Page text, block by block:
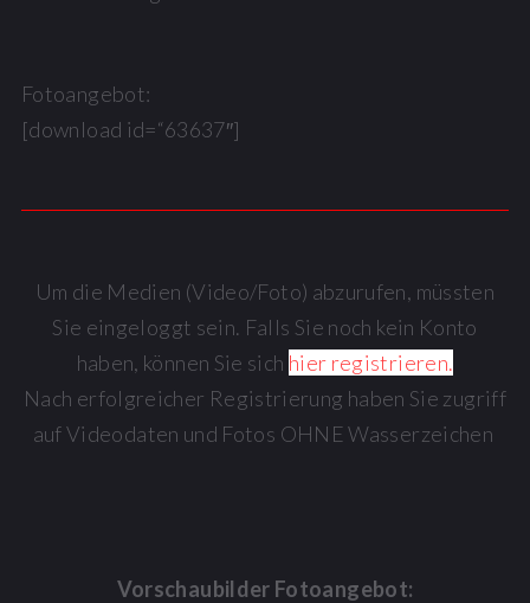
Fotoangebot:
[download id=“63637″]
Um die Medien (Video/Foto) abzurufen, müssten
Sie eingeloggt sein. Falls Sie noch kein Konto
haben, können Sie sich hier registrieren.
Nach erfolgreicher Registrierung haben Sie zugriff
auf Videodaten und Fotos OHNE Wasserzeichen
Vorschaubilder Fotoangebot: